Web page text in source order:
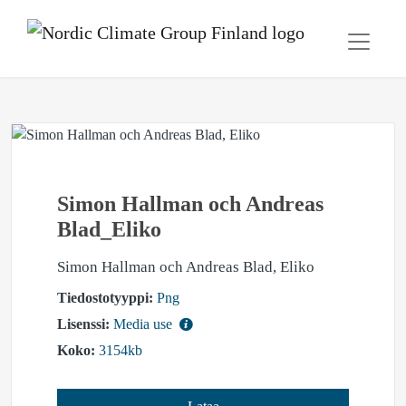
Simon Hallman och Andreas
Blad_Eliko
Simon Hallman och Andreas Blad, Eliko
Tiedostotyyppi: Png
Lisenssi: Media use
Koko: 3154kb